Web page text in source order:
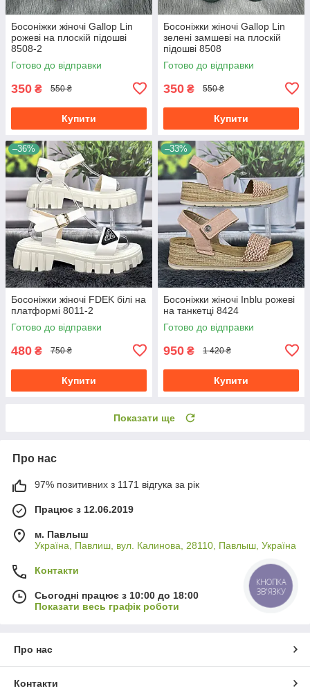
Босоніжки жіночі Gallop Lin
рожеві на плоскій підошві
8508-2
Готово до відправки
350 ₴ 550 ₴
Купити
Босоніжки жіночі Gallop Lin
зелені замшеві на плоскій
підошві 8508
Готово до відправки
350 ₴ 550 ₴
Купити
–36%
Босоніжки жіночі FDEK білі на
платформі 8011-2
Готово до відправки
480 ₴ 750 ₴
Купити
–33%
Босоніжки жіночі Inblu рожеві
на танкетці 8424
Готово до відправки
950 ₴ 1 420 ₴
Купити
Показати ще
Про нас
97% позитивних з 1171 відгука за рік
Працює з 12.06.2019
м. Павлыш
Україна, Павлиш, вул. Калинова, 28110, Павлыш, Україна
Контакти
Сьогодні працює з 10:00 до 18:00
Показати весь графік роботи
Про нас
Контакти
КНОПКА
ЗВ'ЯЗКУ